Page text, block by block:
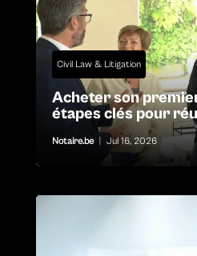
Civil Law & Litigation
Acheter son
étapes clés pour
Notaire.be Jul 16, 2026